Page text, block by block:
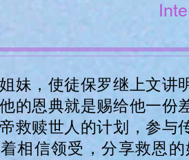
妹，使徒保罗继上文讲
的恩典就是赐给他一份
救赎世人的计划，参与
相信领受，分享救恩